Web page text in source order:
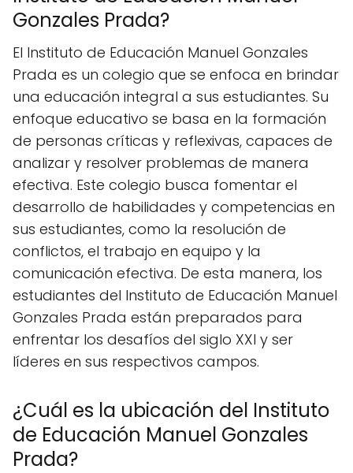
Gonzales Prada?
El Instituto de Educación Manuel Gonzales
Prada es un colegio que se enfoca en brindar
una educación integral a sus estudiantes. Su
enfoque educativo se basa en la formación
de personas críticas y reflexivas, capaces de
analizar y resolver problemas de manera
efectiva. Este colegio busca fomentar el
desarrollo de habilidades y competencias en
sus estudiantes, como la resolución de
conflictos, el trabajo en equipo y la
comunicación efectiva. De esta manera, los
estudiantes del Instituto de Educación Manuel
Gonzales Prada están preparados para
enfrentar los desafíos del siglo XXI y ser
líderes en sus respectivos campos.
¿Cuál es la ubicación del Instituto
de Educación Manuel Gonzales
Prada?